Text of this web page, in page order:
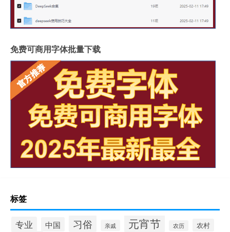
免费可商用字体批量下载
标签
专业 中国 习俗 亲戚 元宵节 农历 农村